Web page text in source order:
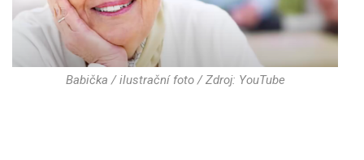
Babička / ilustrační foto / Zdroj: YouTube